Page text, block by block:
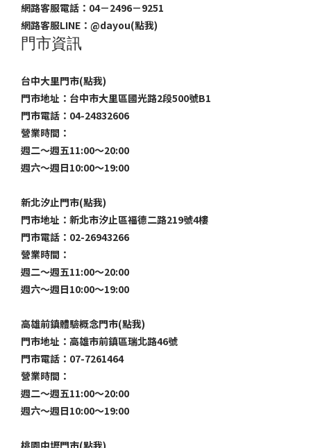
網路客服電話：04－2496－9251
網路客服LINE： @dayou(點我)
門市資訊
台中大里門市(點我)
門市地址：台中市大里區國光路2段500號B1
門市電話：04-24832606
營業時間：
週二～週五11:00～20:00
週六～週日10:00～19:00
新北汐止門市(點我)
門市地址：新北市汐止區福德二路219號4樓
門市電話：02-26943266
營業時間：
週二～週五11:00～20:00
週六～週日10:00～19:00
高雄前鎮體驗概念門市(點我)
門市地址：高雄市前鎮區瑞北路46號
門市電話：07-7261464
營業時間：
週二～週五11:00～20:00
週六～週日10:00～19:00
桃園中壢門市(點我)